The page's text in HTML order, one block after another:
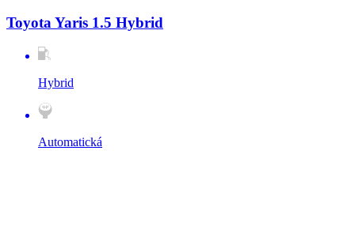
Toyota Yaris 1.5 Hybrid
Hybrid
Automatická